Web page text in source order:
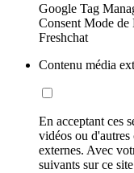
Google Tag
Consent Mode
Freshchat
Contenu média
En acceptant ces
vidéos ou d'autres
externes. Avec
suivants sur ce